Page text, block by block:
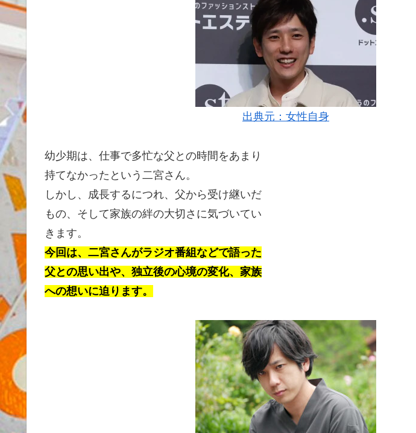
出典元：女性自身
幼少期は、仕事で多忙な父との時間をあまり
持てなかったという二宮さん。
しかし、成長するにつれ、父から受け継いだ
もの、そして家族の絆の大切さに気づいてい
きます。
今回は、二宮さんがラジオ番組などで語った
父との思い出や、独立後の心境の変化、家族
への想いに迫ります。